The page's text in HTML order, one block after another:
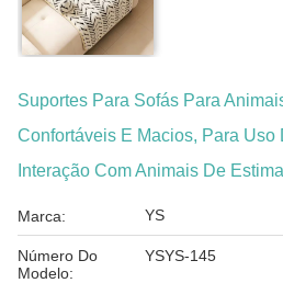
Suportes Para Sofás Para
Confortáveis E Macios, Para Uso
Interação Com Animais De
Marca: YS
Número Do
Modelo:
YSYS-145